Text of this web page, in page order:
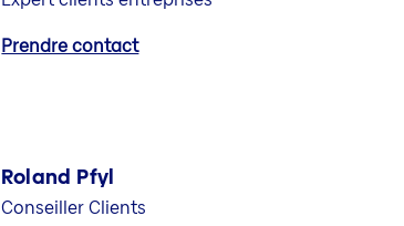
Prendre contact
Roland Pfyl
Conseiller Clients